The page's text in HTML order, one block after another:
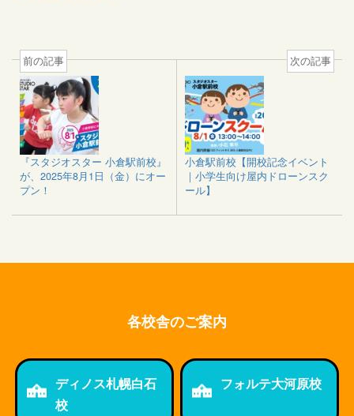
前の記事
『スタジオスター 小倉駅前校』
が、2025年8月1日（金）にオー
プン！
次の記事
小倉駅前校【開校記念イベント
｜小学生向け屋内ドローンスク
ール】
各校舎のご案内
ディノス札幌白石
校
フォルテ大河原校